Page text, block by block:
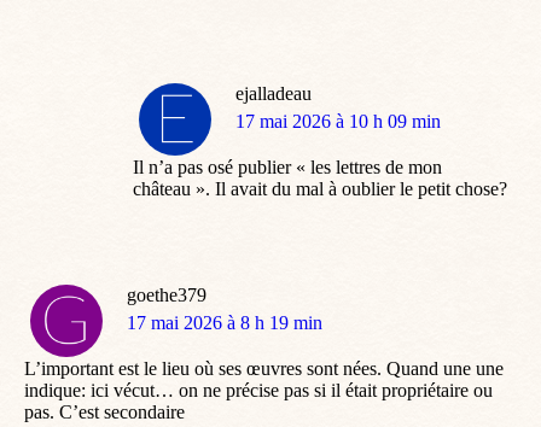
ejalladeau
dit
17 mai 2026 à 10 h 09 min
Il n’a pas osé publier « les lettres de mon
château ». Il avait du mal à oublier le petit chose?
goethe379
dit
17 mai 2026 à 8 h 19 min
L’important est le lieu où ses œuvres sont nées. Quand une une
indique: ici vécut… on ne précise pas si il était propriétaire ou
pas. C’est secondaire